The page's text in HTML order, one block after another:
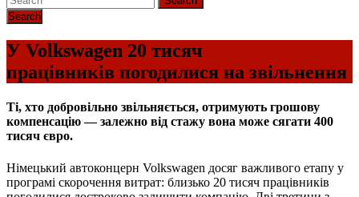
У Volkswagen 20 тисяч
працівників погодилися на звільнення
Ті, хто добровільно звільняється, отримують грошову
компенсацію — залежно від стажу вона може сягати 400
тисяч євро.
Німецький автоконцерн Volkswagen досяг важливого етапу у
програмі скорочення витрат: близько 20 тисяч працівників